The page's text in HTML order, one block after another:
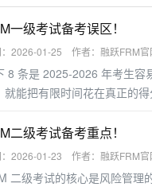
一级考试备考误区！
：2026-01-25 作者：融跃FRM官
8 条是 2025-2026 年考生容
就能把有限时间花在真正的得
二级考试备考重点！
：2026-01-23 作者：融跃FRM官
二级考试的核心是风险管理